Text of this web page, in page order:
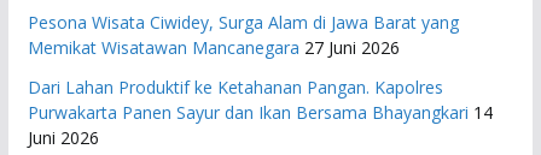
Pesona Wisata Ciwidey, Surga Alam di Jawa Barat yang
Memikat Wisatawan Mancanegara 27 Juni 2026
Dari Lahan Produktif ke Ketahanan Pangan. Kapolres
Purwakarta Panen Sayur dan Ikan Bersama Bhayangkari 14
Juni 2026